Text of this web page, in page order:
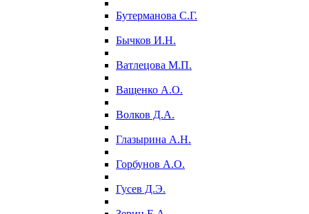
Бутерманова С.Г.
Бычков И.Н.
Ватлецова М.П.
Ващенко А.О.
Волков Д.А.
Глазырина А.Н.
Горбунов А.О.
Гусев Д.Э.